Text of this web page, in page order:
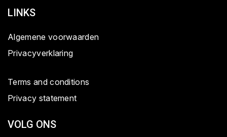
VOLG ONS
LINKS
Algemene voorwaarden
Privacyverklaring
Terms and conditions
Privacy statement